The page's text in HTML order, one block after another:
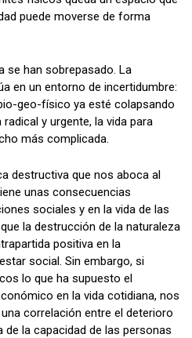
puede moverse de forma
se han sobrepasado. La
en un entorno de incertidumbre:
geo-físico ya esté colapsando
y urgente, la vida para
más complicada.
destructiva que nos aboca al
unas consecuencias
sociales y en la vida de las
la destrucción de la naturaleza
positiva en la
social. Sin embargo, si
lo que ha supuesto el
en la vida cotidiana, nos
correlación entre el deterioro
de la capacidad de las personas